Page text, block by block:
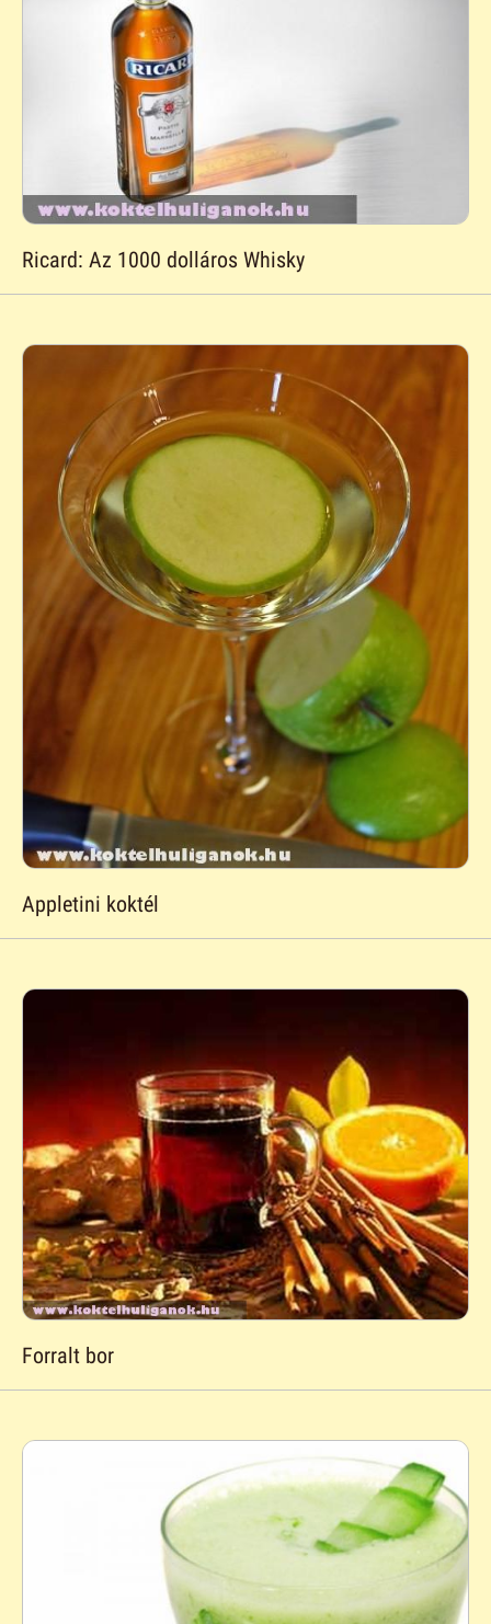
Ricard: Az 1000 dolláros Whisky
Appletini koktél
Forralt bor